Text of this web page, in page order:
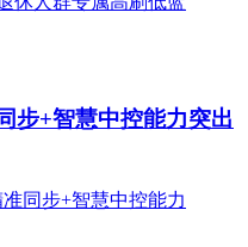
步+智慧中控能力突出